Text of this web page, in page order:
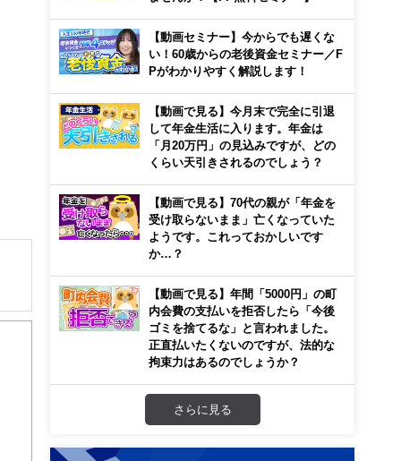
き
【動画セミナー】今からでも遅くな
い！60歳からの老後資金セミナー／F
Pがわかりやすく解説します！
【動画で見る】今月末で完全に引退
して年金生活に入ります。年金は
「月20万円」の見込みですが、どの
くらい天引きされるのでしょう？
【動画で見る】70代の親が「年金を
受け取らないまま」亡くなっていた
ようです。これっておかしいです
か…？
【動画で見る】年間「5000円」の町
内会費の支払いを拒否したら「今後
ゴミを捨てるな」と言われました。
正直払いたくないのですが、法的な
拘束力はあるのでしょうか？
さらに見る